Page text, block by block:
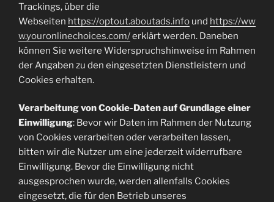
Trackings, über die
Webseiten https://optout.aboutads.info und https://ww
w.youronlinechoices.com/erklärt werden. Daneben
können Sie weitere Widerspruchshinweise im Rahmen
der Angaben zu den eingesetzten Dienstleistern und
Cookies erhalten.
Verarbeitung von Cookie-Daten auf Grundlage einer
Einwilligung: Bevor wir Daten im Rahmen der Nutzung
von Cookies verarbeiten oder verarbeiten lassen,
bitten wir die Nutzer um eine jederzeit widerrufbare
Einwilligung. Bevor die Einwilligung nicht
ausgesprochen wurde, werden allenfalls Cookies
eingesetzt, die für den Betrieb unseres